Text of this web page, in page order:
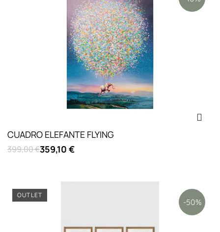
CUADRO ELEFANTE FLYING
399,00 €359,10 €
OUTLET
-50%